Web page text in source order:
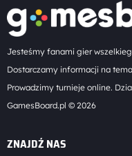
Jesteśmy fanami gier
Dostarczamy informacji na
Prowadzimy turnieje online.
GamesBoard.pl © 2026
ZNAJDŹ NAS